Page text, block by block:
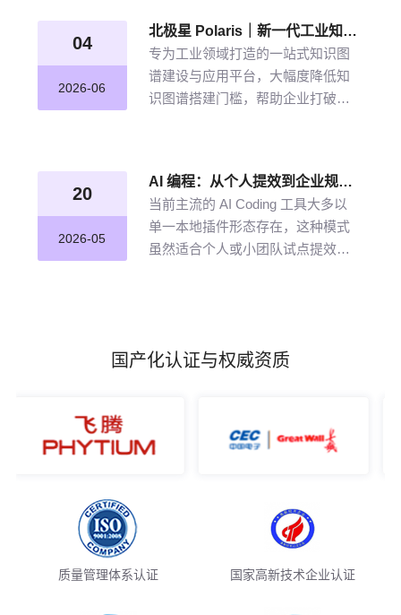
04
2026-06
北极星 Polaris｜新一代工业知识图谱智能管理平台，点亮工业知识智能之路
专为工业领域打造的一站式知识图
谱建设与应用平台，大幅度降低知
识图谱搭建门槛，帮助企业打破数
推理能力，打造企业级智能决策新
引擎，赋能企业沉淀高质量的知识
并应用。
20
2026-05
AI 编程：从个人提效到企业规模化落地的破局之道
当前主流的 AI Coding 工具大多以
单一本地插件形态存在，这种模式
虽然适合个人或小团队试点提效，
国产化认证与权威资质
质量管理体系认证 国家高新技术企业认证